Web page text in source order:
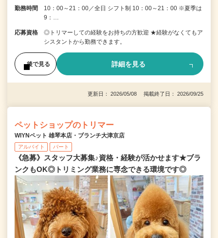
勤務時間
10：00～21：00／全日 シフト制 10：00～21：00 ※夏季は
9：…
応募資格
◎トリマーしての経験をお持ちの方歓迎 ★経験がなくてもア
シスタントから勤務できます。
後で見る 詳細を見る
更新日： 2026/05/08 掲載終了日： 2026/09/25
ペットショップのトリマー
WIYNペット 雄琴本店・ブランチ大津京店
アルバイト パート
《急募》スタッフ大募集♪資格・経験が活かせます★ブラ
ンクもOK◎トリミング業務に専念できる環境です◎